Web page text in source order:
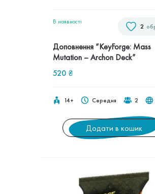
2
В наявностi
Доповнення “KeyForge: Mass
Mutation – Archon Deck”
520 ₴
14+ Середня 2
Додати в кошик